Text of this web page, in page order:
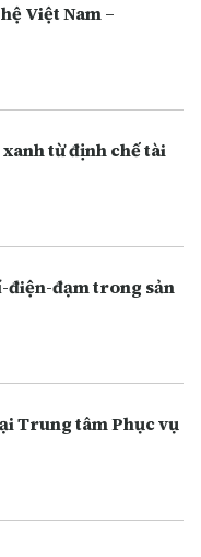
Việt Nam –
từ định chế tài
điện-đạm trong sản
Trung tâm Phục vụ